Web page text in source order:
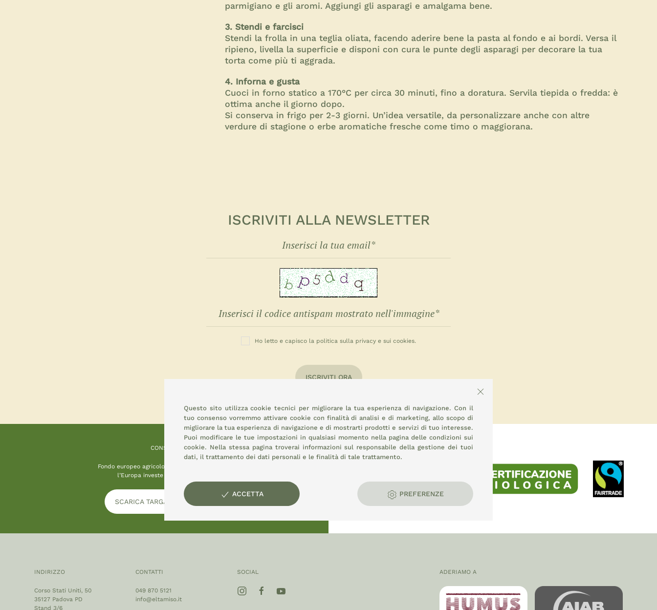
parmigiano e gli aromi. Aggiungi gli asparagi e amalgama bene.
3. Stendi e farcisci
Stendi la frolla in una teglia oliata, facendo aderire bene la pasta al fondo e ai bordi. Versa il
ripieno, livella la superficie e disponi con cura le punte degli asparagi per decorare la tua
torta come più ti aggrada.
4. Inforna e gusta
Cuoci in forno statico a 170°C per circa 30 minuti, fino a doratura. Servila tiepida o fredda: è
ottima anche il giorno dopo.
Si conserva in frigo per 2-3 giorni. Un’idea versatile, da personalizzare anche con altre
verdure di stagione o erbe aromatiche fresche come timo o maggiorana.
ISCRIVITI ALLA NEWSLETTER
Ho letto e capisco la politica sulla privacy e sui cookies.
ISCRIVITI ORA
CONSEMI
Fondo europeo agricolo per lo sviluppo rurale:
l’Europa investe nelle zone rurali
SCARICA TARGA INFORMATIVA
INDIRIZZO
Corso Stati Uniti, 50
35127 Padova PD
Stand 3/6
CONTATTI
049 870 5121
info@eltamiso.it
SOCIAL ADERIAMO A
Questo sito utilizza cookie tecnici per migliorare la tua esperienza di navigazione. Con il
tuo consenso vorremmo attivare cookie con finalità di analisi e di marketing, allo scopo di
migliorare la tua esperienza di navigazione e di mostrarti prodotti e servizi di tuo interesse.
Puoi modificare le tue impostazioni in qualsiasi momento nella pagina delle condizioni sui
cookie. Nella stessa pagina troverai informazioni sul responsabile della gestione dei tuoi
dati, il trattamento dei dati personali e le finalità di tale trattamento.
ACCETTA PREFERENZE